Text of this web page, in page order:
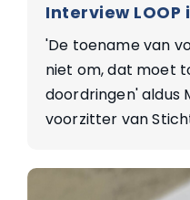
Interview LOOP
'De toename van
niet om, dat moet
doordringen' aldus
voorzitter van